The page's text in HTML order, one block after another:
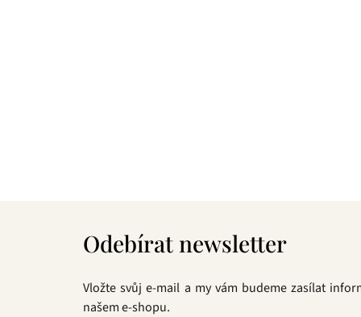
Odebírat newsletter
Vložte svůj e-mail a my vám budeme zasílat
našem e-shopu.